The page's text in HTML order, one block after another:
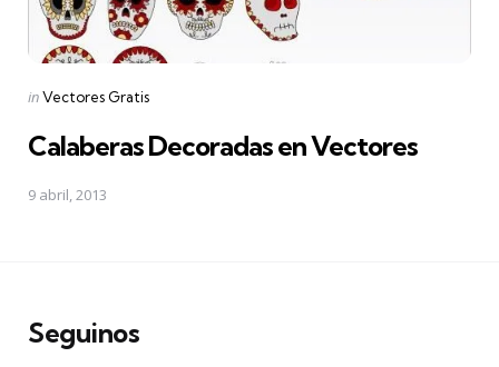
Posted
inVectores Gratis
Calaberas Decoradas en Vectores
9 abril, 2013
Seguinos